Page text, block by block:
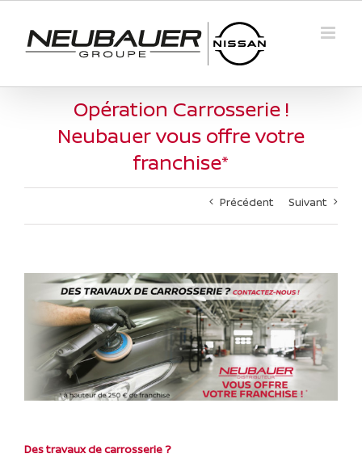
contenu
Opération Carrosserie !
Neubauer vous offre votre
franchise*
Précédent Suivant
Des travaux de carrosserie ?